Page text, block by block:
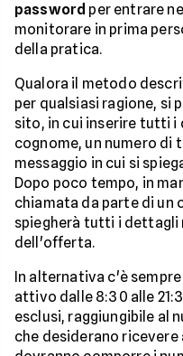
password per entrare
monitorare in prima
della pratica.
Qualora il metodo
per qualsiasi ragione, si
sito, in cui inserire tutti i
cognome, un numero di
messaggio in cui si
Dopo poco tempo, in
chiamata da parte di un
spiegherà tutti i
dell'offerta.
In alternativa c'è
attivo dalle 8:30 alle
esclusi, raggiungibile al
che desiderano